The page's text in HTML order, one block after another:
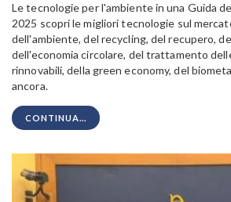
Le tecnologie per l'ambiente in una Guida
2025 scopri le migliori tecnologie sul
dell'ambiente, del recycling, del recupero,
dell'economia circolare, del trattamento
rinnovabili, della green economy, del
ancora.
CONTINUA...